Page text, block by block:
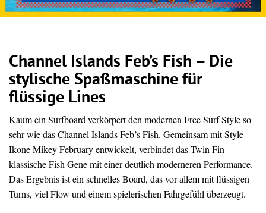
Channel Islands Feb’s Fish – Die
stylische Spaßmaschine für
flüssige Lines
Kaum ein Surfboard verkörpert den modernen Free Surf Style so
sehr wie das Channel Islands Feb’s Fish. Gemeinsam mit Style
Ikone Mikey February entwickelt, verbindet das Twin Fin
klassische Fish Gene mit einer deutlich moderneren Performance.
Das Ergebnis ist ein schnelles Board, das vor allem mit flüssigen
Turns, viel Flow und einem spielerischen Fahrgefühl überzeugt.